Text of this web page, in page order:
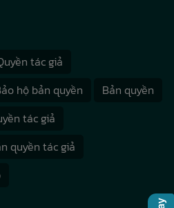
tác giả
hộ bản quyền
Bản quyền
tác giả
quyền tác giả